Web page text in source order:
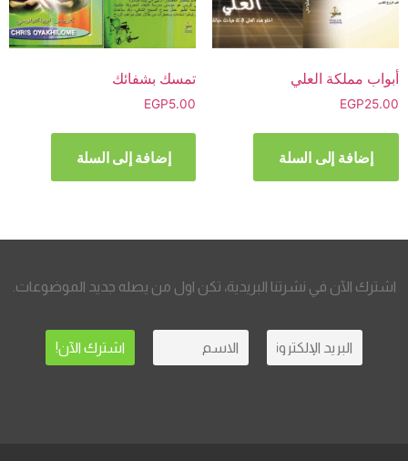
أبواب مملكة العلي
EGP25.00
إضافة إلى السلة
تمسك بشفائك
EGP5.00
إضافة إلى السلة
اشترك الآن في نشرتنا البريدية، تكن اول من يصله جديد الموضوعات.